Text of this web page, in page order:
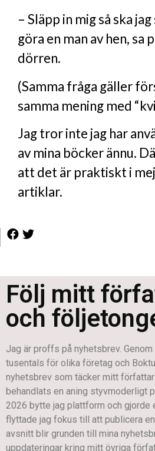
– Släpp in mig så ska
göra en man av hen, sa
dörren.
(Samma fråga gäller
samma mening med
Jag tror inte jag har
av mina böcker ännu.
att det är praktiskt i
artiklar.
Följ mitt
och
Jag är proffs på nyhetsbrev.
tusentals för olika företag och
nyhetsbrev som täcker mitt
behandlats en aning styvmoderligt
2026 bytte jag plattform och gjorde
flyttade jag fokus till att publicera
avsnitt blir grunden till mina
uppdateringar kring mitt övriga